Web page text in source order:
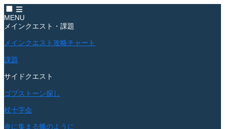
MENU
メインクエスト・課題
メインクエスト攻略チャート
課題
サイドクエスト
ゴブストーン探し
杖十字会
炎に集まる蛾のように